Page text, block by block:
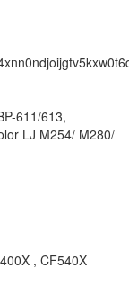
611/613,
LJ M254/ M280/
, CF540X